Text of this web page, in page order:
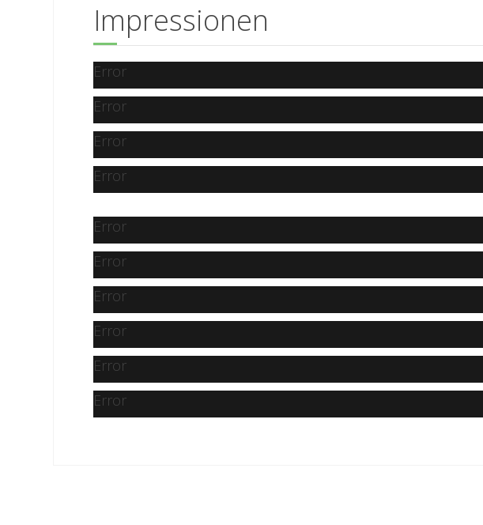
Impressionen
Error
Error
Error
Error
Error
Error
Error
Error
Error
Error